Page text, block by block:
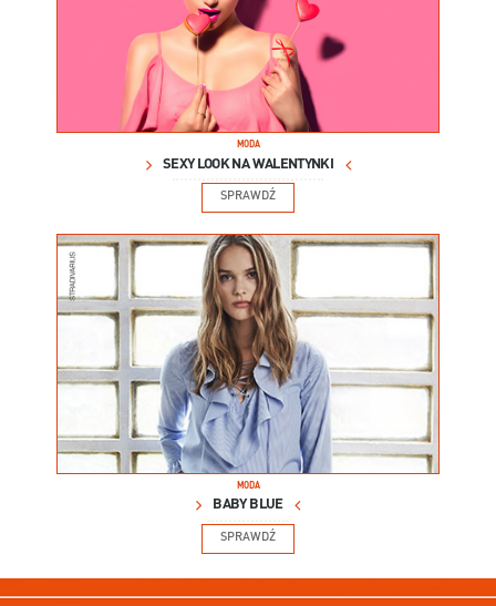
MODA
SEXY LOOK NA WALENTYNKI
SPRAWDŹ
MODA
BABY BLUE
SPRAWDŹ